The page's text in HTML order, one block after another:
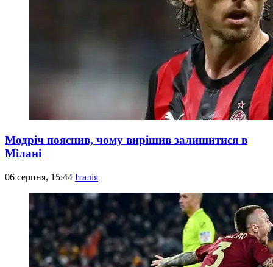
Модріч пояснив, чому вирішив залишитися в
Мілані
06 серпня, 15:44 Італія